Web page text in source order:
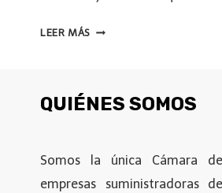
LEER MÁS
QUIÉNES SOMOS
Somos la única Cámara de
empresas suministradoras de